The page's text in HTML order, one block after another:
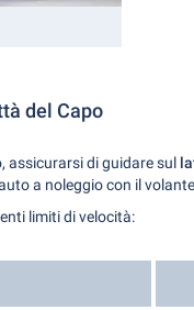
del Capo
assicurarsi di guidare sul
a noleggio con il
limiti di velocità: